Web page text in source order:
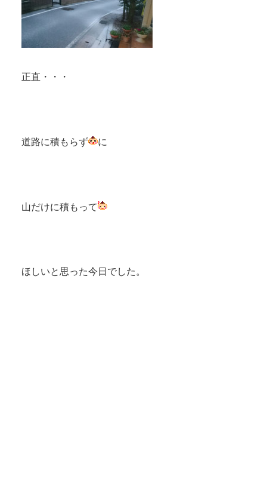
正直・・・
道路に積もらず に
山だけに積もって
ほしいと思った今日でした。